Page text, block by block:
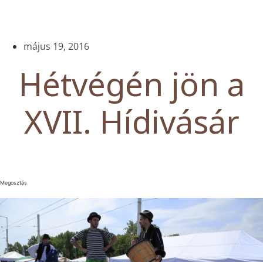
május 19, 2016
Hétvégén jön a
XVII. Hídivásár
Megosztás